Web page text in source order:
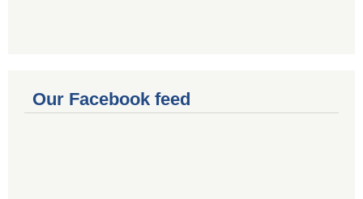
Our Facebook feed